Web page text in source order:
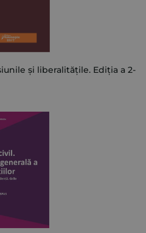
și liberalitățile. Ediția a 2-